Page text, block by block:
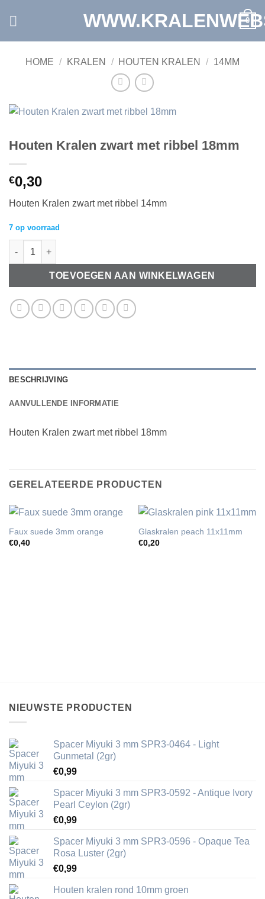
0
HOME / KRALEN / HOUTEN KRALEN / 14MM
Houten Kralen zwart met ribbel 18mm
€0,30
Houten Kralen zwart met ribbel 14mm
7 op voorraad
Houten Kralen zwart met ribbel 18mm aantal
TOEVOEGEN AAN WINKELWAGEN
BESCHRIJVING
AANVULLENDE INFORMATIE
Houten Kralen zwart met ribbel 18mm
GERELATEERDE PRODUCTEN
Faux suede 3mm orange
€0,40
Glaskralen peach 11x11mm
€0,20
NIEUWSTE PRODUCTEN
Spacer Miyuki 3 mm SPR3-0464 - Light
Gunmetal (2gr)
€0,99
Spacer Miyuki 3 mm SPR3-0592 - Antique Ivory
Pearl Ceylon (2gr)
€0,99
Spacer Miyuki 3 mm SPR3-0596 - Opaque Tea
Rosa Luster (2gr)
€0,99
Houten kralen rond 10mm groen